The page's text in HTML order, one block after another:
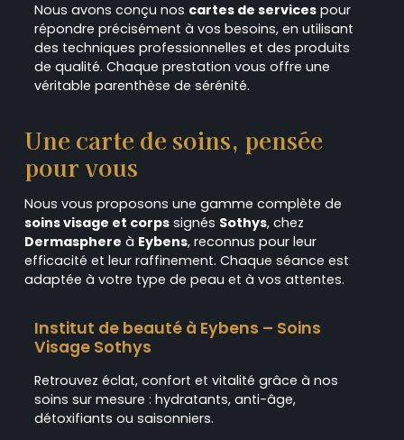
Nous avons conçu nos cartes de services pour
répondre précisément à vos besoins, en utilisant
des techniques professionnelles et des produits
de qualité. Chaque prestation vous offre une
véritable parenthèse de sérénité.
Une carte de soins, pensée
pour vous
Nous vous proposons une gamme complète de
soins visage et corps signés Sothys, chez
Dermasphere à Eybens, reconnus pour leur
efficacité et leur raffinement. Chaque séance est
adaptée à votre type de peau et à vos attentes.
Institut de beauté à Eybens – Soins
Visage Sothys
Retrouvez éclat, confort et vitalité grâce à nos
soins sur mesure : hydratants, anti-âge,
détoxifiants ou saisonniers.